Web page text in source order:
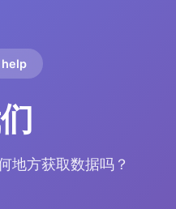
论进行情感分析。
地方获取数据吗？